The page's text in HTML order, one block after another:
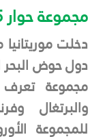
مجموعة حوار 5+5
دول حوض البحر
والبرتغال
للمجموعة